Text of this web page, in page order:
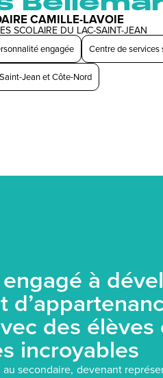
CAMILLE-LAVOIE
SCOLAIRE DU LAC-SAINT-JEAN
engagée Centre de
Jean et Côte-Nord
à
des élèves
incroyables
au secondaire, devenant